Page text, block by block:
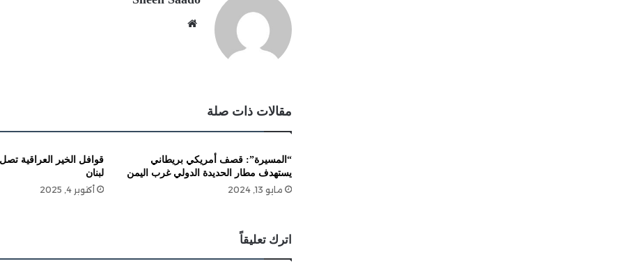
مقالات ذات صلة
“المسيرة”: قصف أمريكي بريطاني
يستهدف مطار الحديدة الدولي غرب اليمن
مايو 13, 2024
قوافل الخير العراقية
لبنان
أكتوبر 4, 2025
اترك تعليقاً